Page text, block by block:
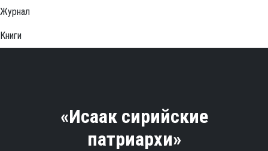
Журнал
Книги
«Исаак сирийские
патриархи»